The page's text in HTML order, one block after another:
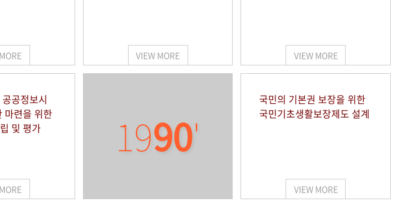
VIEW MORE VIEW MORE
공정보시
마련을 위한
및 평가
1990'
국민의 기본권 보장을 위한
국민기초생활보장제도 설계
VIEW MORE